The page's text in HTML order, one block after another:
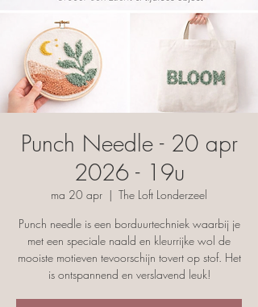
Punch Needle - 20 apr
2026 - 19u
ma 20 apr
  |
The Loft Londerzeel
Punch needle is een borduurtechniek waarbij je
met een speciale naald en kleurrijke wol de
mooiste motieven tevoorschijn tovert op stof. Het
is ontspannend en verslavend leuk!